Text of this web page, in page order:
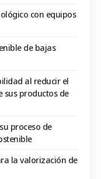
con equipos
de bajas
al reducir el
sus productos de
proceso de
la valorización de